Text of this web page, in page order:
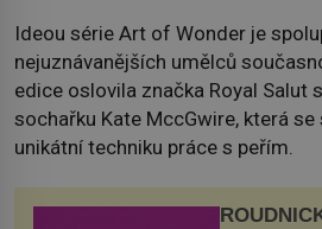
Ideou série Art of Wonder je
nejuznávanějších umělců
edice oslovila značka Royal Salut
sochařku Kate MccGwire, která se
unikátní techniku práce s peřím.